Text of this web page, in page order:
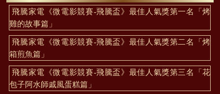
飛騰家電《微電影競賽-飛騰盃》最佳人氣獎第一名「烤
雞的故事篇」
飛騰家電《微電影競賽-飛騰盃》最佳人氣獎第二名「烤
箱煎魚篇」
飛騰家電《微電影競賽-飛騰盃》最佳人氣獎第三名「花
包子阿水師戚風蛋糕篇」